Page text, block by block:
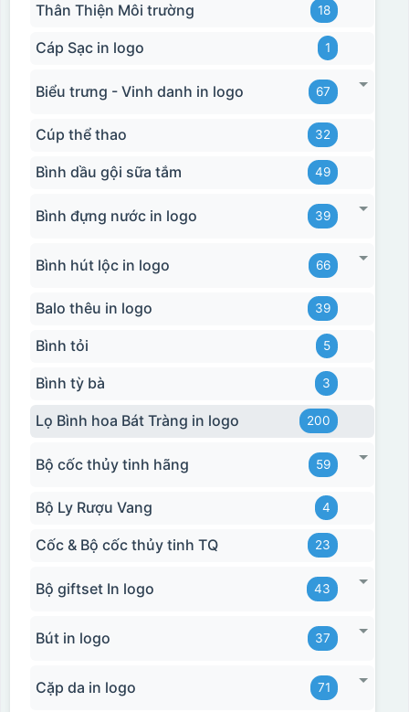
Thân Thiện Môi trường 18
Cáp Sạc in logo 1
Biểu trưng - Vinh danh in logo 67
Cúp thể thao 32
Bình dầu gội sữa tắm 49
Bình đựng nước in logo 39
Bình hút lộc in logo 66
Balo thêu in logo 39
Bình tỏi 5
Bình tỳ bà 3
Lọ Bình hoa Bát Tràng in logo 200
Bộ cốc thủy tinh hãng 59
Bộ Ly Rượu Vang 4
Cốc & Bộ cốc thủy tinh TQ 23
Bộ giftset In logo 43
Bút in logo 37
Cặp da in logo 71